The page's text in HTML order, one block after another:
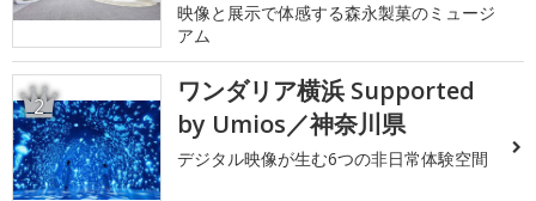
映像と展示で体感する森永製菓のミュージ
アム
2
ワンダリア横浜 Supported
by Umios／神奈川県
デジタル映像が生む6つの非日常体験空間